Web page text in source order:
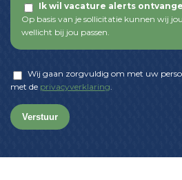
Ik wil vacature alerts
Op basis van je sollicitatie kunnen wij
wellicht bij jou passen.
Wij gaan zorgvuldig om met uw
met de privacyverklaring.
Verstuur